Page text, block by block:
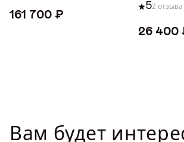
ДЛИНА ТОВАРА (СМ)
от
161 700 ₽
52 отзыва
26 400
Вам будет